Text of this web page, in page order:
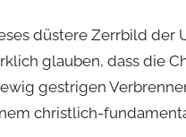
düstere Zerrbild der
glauben, dass die
gestrigen
christlich-